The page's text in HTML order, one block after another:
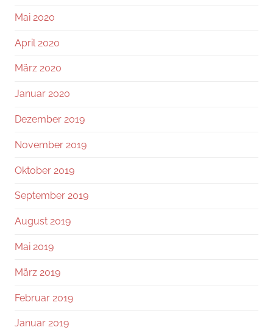
Mai 2020
April 2020
März 2020
Januar 2020
Dezember 2019
November 2019
Oktober 2019
September 2019
August 2019
Mai 2019
März 2019
Februar 2019
Januar 2019